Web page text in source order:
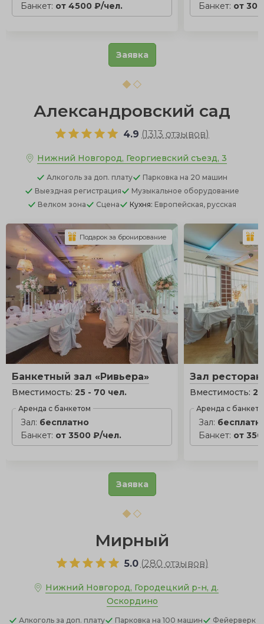
Банкет: от 4500 ₽/чел.
Банкет: от
Заявка
Александровский сад
4.9 (1313 отзывов)
Нижний Новгород, Георгиевский съезд, 3
Алкоголь за доп. плату Парковка на 20 машин
Выездная регистрация
Музыкальное оборудование
Велком зона
Сцена Кухня: Европейская, русская
Банкетный зал «Ривьера»
Вместимость: 25 - 70 чел.
Аренда с банкетом
Зал: бесплатно
Банкет: от 3500 ₽/чел.
Подарок за бронирование
Зал
Вместимость:
Аренда с
Зал:
Банкет: от
Заявка
Мирный
5.0 (280 отзывов)
Нижний Новгород, Городецкий р-н, д.
Оскордино
Алкоголь за доп. плату Парковка на 100 машин
Фейерверк